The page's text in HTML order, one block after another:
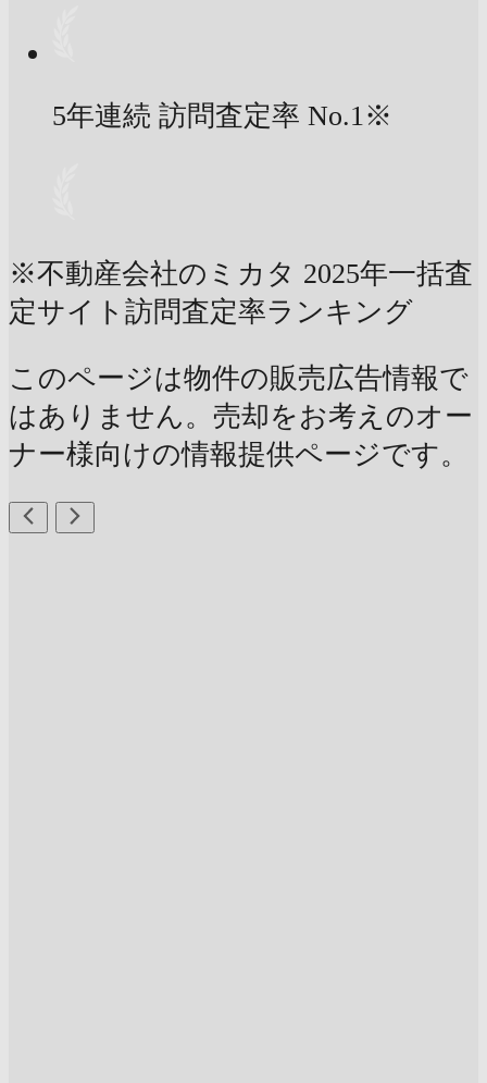
5年連続 訪問査定率 No.1※
※不動産会社のミカタ 2025年一括査
定サイト訪問査定率ランキング
このページは物件の販売広告情報で
はありません。売却をお考えのオー
ナー様向けの情報提供ページです。